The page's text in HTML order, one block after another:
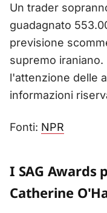
Un trader
guadagnato
previsione
supremo
l'attenzione delle
informazioni
Fonti: NPR
I SAG
Catherine